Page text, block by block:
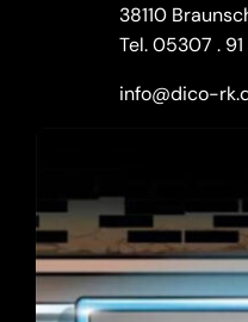
38110
Tel.05307 .
info@dico-